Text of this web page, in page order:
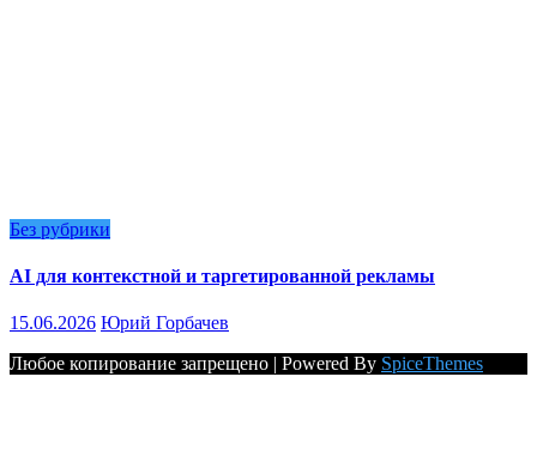
Без рубрики
AI для контекстной и таргетированной рекламы
15.06.2026 Юрий Горбачев
Любое копирование запрещено | Powered By SpiceThemes